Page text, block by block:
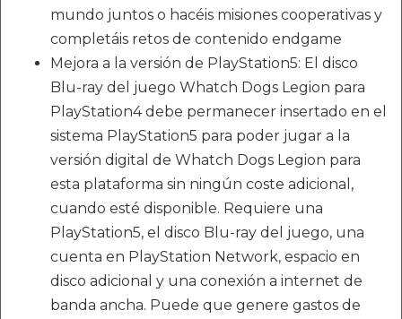
mundo juntos o hacéis misiones cooperativas y
completáis retos de contenido endgame
Mejora a la versión de PlayStation5: El disco
Blu-ray del juego Whatch Dogs Legion para
PlayStation4 debe permanecer insertado en el
sistema PlayStation5 para poder jugar a la
versión digital de Whatch Dogs Legion para
esta plataforma sin ningún coste adicional,
cuando esté disponible. Requiere una
PlayStation5, el disco Blu-ray del juego, una
cuenta en PlayStation Network, espacio en
disco adicional y una conexión a internet de
banda ancha. Puede que genere gastos de